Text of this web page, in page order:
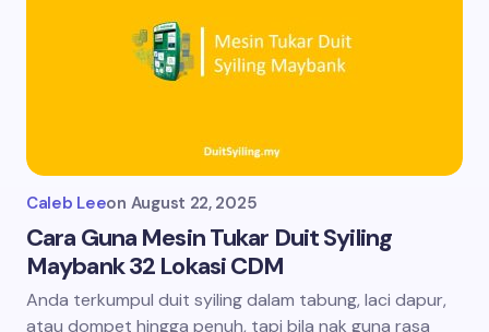
Caleb Leeon August 22, 2025
Cara Guna Mesin Tukar Duit Syiling
Maybank 32 Lokasi CDM
Anda terkumpul duit syiling dalam tabung, laci dapur,
atau dompet hingga penuh, tapi bila nak guna rasa